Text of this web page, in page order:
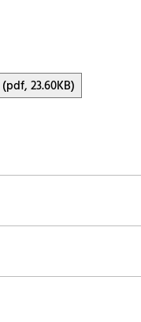
(pdf, 23.60KB)